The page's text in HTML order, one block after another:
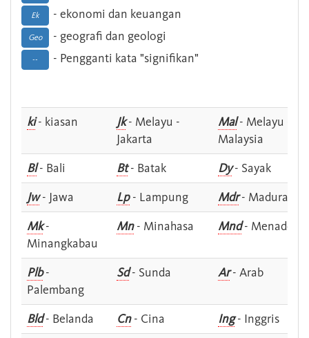
Ek - ekonomi dan keuangan
Geo - geografi dan geologi
-- - Pengganti kata "signifikan"
ki- kiasan Jk- Melayu -
Jakarta
Mal- Melayu -
Malaysia
Bl- Bali Bt- Batak Dy- Sayak
Jw- Jawa Lp- Lampung Mdr- Madura
Mk-
Minangkabau
Mn- Minahasa Mnd- Menado
Plb-
Palembang
Sd- Sunda Ar- Arab
Bld- Belanda Cn- Cina Ing- Inggris